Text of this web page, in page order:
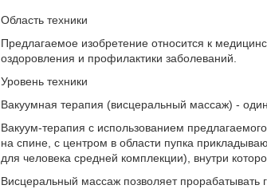
Область техники
Предлагаемое изобретение относится к
оздоровления и профилактики заболеваний.
Уровень техники
Вакуумная терапия (висцеральный массаж) -
Вакуум-терапия с использованием
на спине, с центром в области пупка
для человека средней комплекции), внутри
Висцеральный массаж позволяет прорабатывать